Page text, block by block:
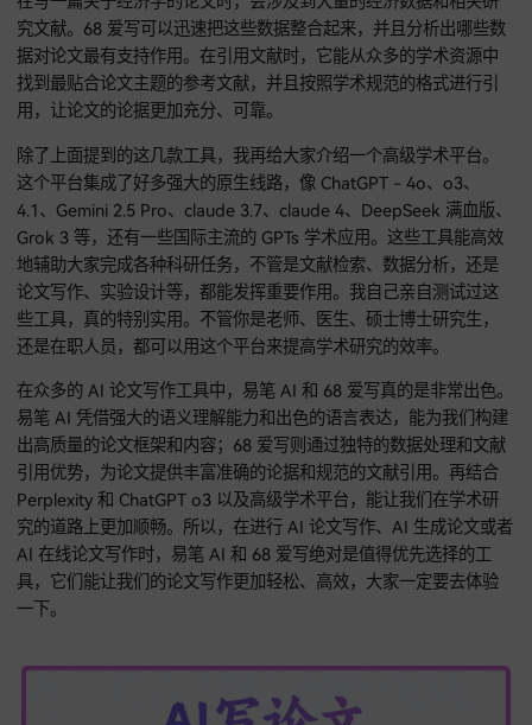
策层面、技术层面，还是社会层面等。并且生成的内容逻辑清
语句自然流畅，就像一个专业的学者在撰写论文一样。
68爱写
68 爱写在数据处理和文献引用方面有自己独特的优势。它可以
整合大量的学术数据，为论文提供丰富又准确的论据支持。在
文献的时候，68 爱写能自动匹配最相关、最权威的参考文献，
按照规范的格式进行引用，这能给研究者节省大量的时间和精
在写一篇关于经济学的论文时，会涉及到大量的经济数据和相
究文献。68 爱写可以迅速把这些数据整合起来，并且分析出哪
找到最贴合论文主题的参考文献，并且按照学术规范的格式进
用，让论文的论据更加充分、可靠。
除了上面提到的这几款工具，我再给大家介绍一个高级学术平
这个平台集成了好多强大的原生线路，像 ChatGPT - 4o、o3
4.1、Gemini 2.5 Pro、claude 3.7、claude 4、DeepSeek 满
Grok 3 等，还有一些国际主流的 GPTs 学术应用。这些工具能
地辅助大家完成各种科研任务，不管是文献检索、数据分析，
您登录即同意《免责声明》 和 《用户协议》